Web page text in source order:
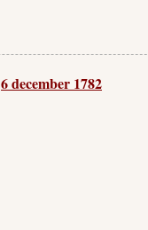
6 december 1782